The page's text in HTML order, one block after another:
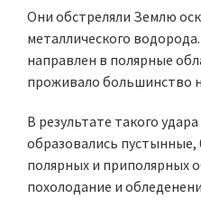
Они обстреляли Землю
металлического
направлен в полярные
проживало большинство
В результате такого
образовались
полярных и приполярных
похолодание и